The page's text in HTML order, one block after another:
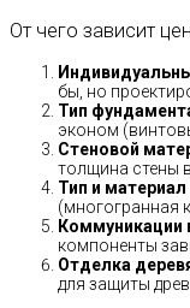
От чего зависит
бы, но
Тип
эконом
Стеновой
толщина стены
Тип и материал
(многогранная
Коммуникации
компоненты
Отделка
для защиты